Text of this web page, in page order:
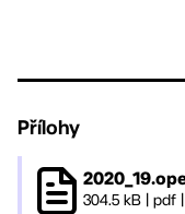
Přílohy
304.5 kB pdf